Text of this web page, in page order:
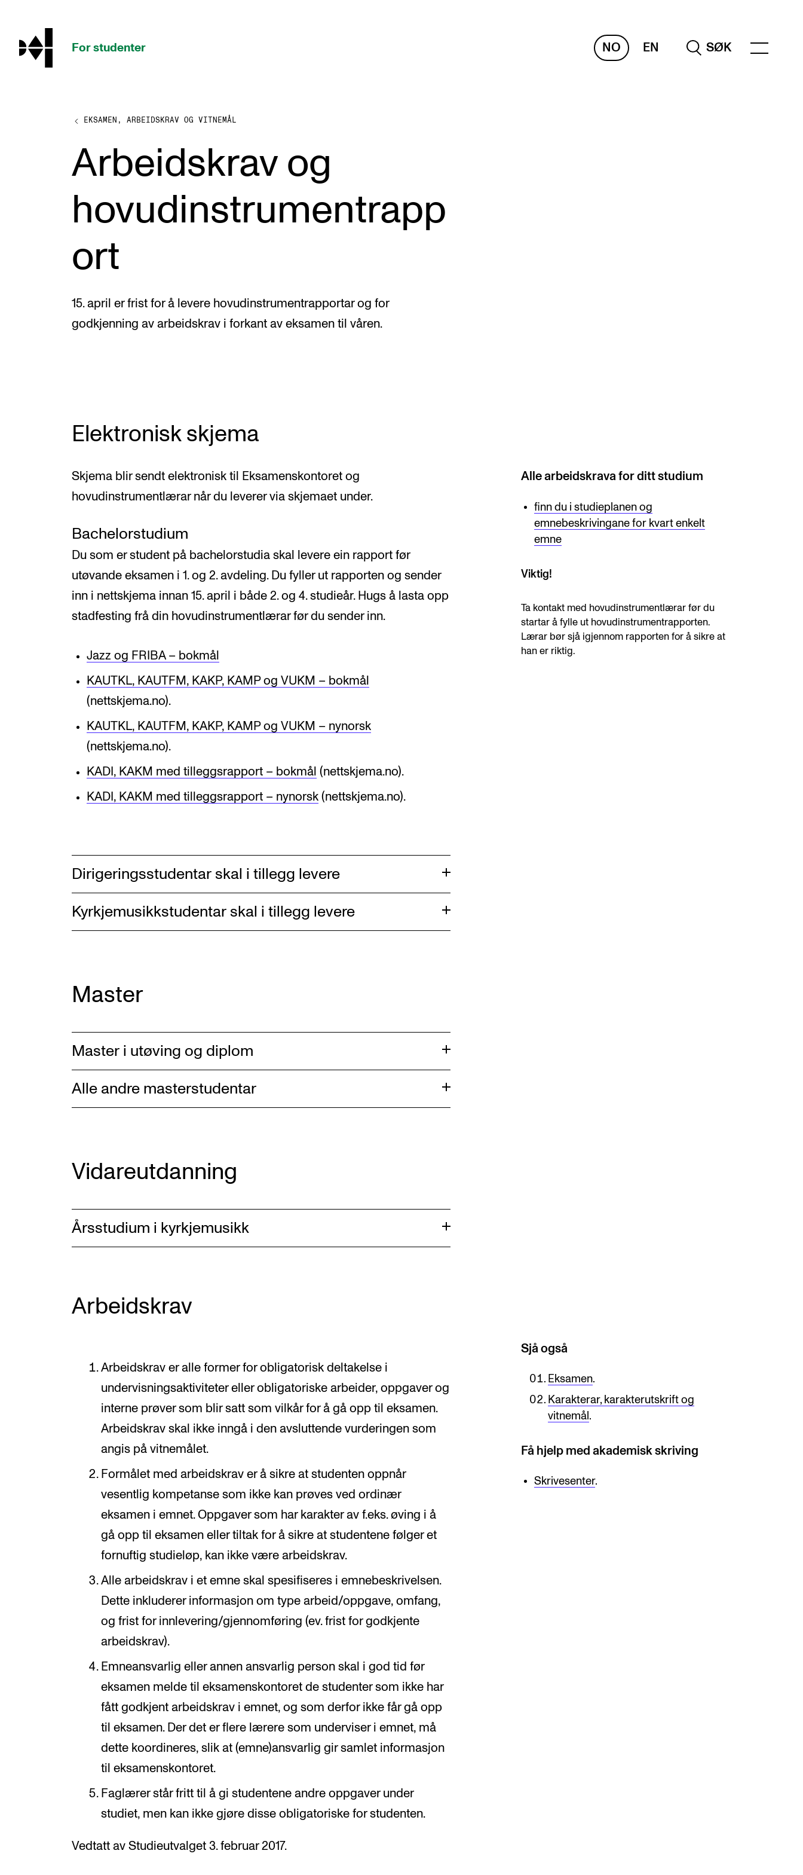
hjem
For studenter
NO EN SØK
STUDIENE
Eksamen, arbeidskrav og vitnemål
Studieplaner og emner
Studiekalender
Tilrettelegging og fritak
Timeplaner og undervisning
Valgemner
Gjennomføre konserter og arrangementer
Plakat, program og markedsføring
Offentlige konserter
Interne konserter og arrangementer
Betalte spilleoppdrag
Velferd og helse Hvem gjør hva i administrasjonen?
EKSAMEN, ARBEIDSKRAV OG VITNEMÅL
Arbeidskrav og
hovudinstrumentrapp
ort
15. april er frist for å levere hovudinstrumentrapportar og for
godkjenning av arbeidskrav i forkant av eksamen til våren.
Elektronisk skjema
Skjema blir sendt elektronisk til Eksamenskontoret og
hovudinstrumentlærar når du leverer via skjemaet under.
Bachelorstudium
Du som er student på bachelorstudia skal levere ein rapport før
utøvande eksamen i 1. og 2. avdeling. Du fyller ut rapporten og sender
inn i nettskjema innan 15. april i både 2. og 4. studieår. Hugs å lasta opp
stadfesting frå din hovudinstrumentlærar før du sender inn.
Jazz og FRIBA – bokmål
KAUTKL, KAUTFM, KAKP, KAMP og VUKM – bokmål
(nettskjema.no).
KAUTKL, KAUTFM, KAKP, KAMP og VUKM – nynorsk
(nettskjema.no).
KADI, KAKM med tilleggsrapport – bokmål (nettskjema.no).
KADI, KAKM med tilleggsrapport – nynorsk(nettskjema.no).
Alle arbeidskrava for ditt studium
finn du i studieplanen og
emnebeskrivingane for kvart enkelt
emne
Viktig!
Ta kontakt med hovudinstrumentlærar før du
startar å fylle ut hovudinstrumentrapporten.
Lærar bør sjå igjennom rapporten for å sikre at
han er riktig.
Dirigeringsstudentar skal i tillegg levere
Kyrkjemusikkstudentar skal i tillegg levere
Master
Master i utøving og diplom
Alle andre masterstudentar
Vidareutdanning
Årsstudium i kyrkjemusikk
Arbeidskrav
Arbeidskrav er alle former for obligatorisk deltakelse i
undervisningsaktiviteter eller obligatoriske arbeider, oppgaver og
interne prøver som blir satt som vilkår for å gå opp til eksamen.
Arbeidskrav skal ikke inngå i den avsluttende vurderingen som
angis på vitnemålet.
Formålet med arbeidskrav er å sikre at studenten oppnår
vesentlig kompetanse som ikke kan prøves ved ordinær
eksamen i emnet. Oppgaver som har karakter av f.eks. øving i å
gå opp til eksamen eller tiltak for å sikre at studentene følger et
fornuftig studieløp, kan ikke være arbeidskrav.
Alle arbeidskrav i et emne skal spesifiseres i emnebeskrivelsen.
Dette inkluderer informasjon om type arbeid/oppgave, omfang,
og frist for innlevering/gjennomføring (ev. frist for godkjente
arbeidskrav).
Emneansvarlig eller annen ansvarlig person skal i god tid før
eksamen melde til eksamenskontoret de studenter som ikke har
fått godkjent arbeidskrav i emnet, og som derfor ikke får gå opp
til eksamen. Der det er flere lærere som underviser i emnet, må
dette koordineres, slik at (emne)ansvarlig gir samlet informasjon
til eksamenskontoret.
Faglærer står fritt til å gi studentene andre oppgaver under
studiet, men kan ikke gjøre disse obligatoriske for studenten.
Vedtatt av Studieutvalget 3. februar 2017.
Sjå også
Eksamen.
Karakterar, karakterutskrift og
vitnemål .
Få hjelp med akademisk skriving
Skrivesenter.